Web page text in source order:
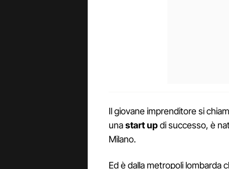
Il giovane imprenditore si
unastart updi successo, è
Milano.
Ed è dalla metropoli lombarda